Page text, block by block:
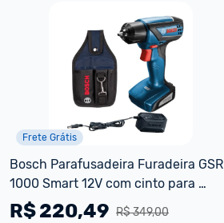
Frete Grátis
Bosch Parafusadeira Furadeira GSR
1000 Smart 12V com cinto para
ferramenta
R$ 349,00
R$220,49